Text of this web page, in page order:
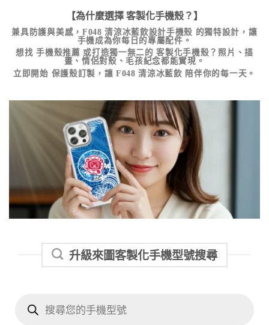
【為什麼選擇 客製化手機殼 ？】
兼具防護與美感， F048 清涼冰藍飲設計手機殼 的獨特設計，讓
手機成為你每日的專屬配件。
想找手機殼推薦 或打造獨一無二的客製化手機殼 ？照片、插
畫、情侶對殼、毛孩紀念都能實現。
立即開始 保護殼訂製 ，讓 F048 清涼冰藍飲 陪伴你的每一天。
升級來圖客製化手機型號搜尋
search